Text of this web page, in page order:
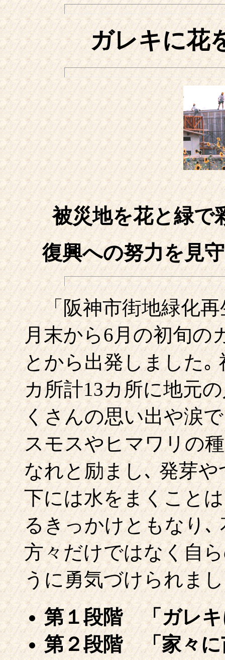
ガレキに花
被災地を花と緑で
復興への努力を見
「阪神市街地緑化再
月末から6月の初旬の
とから出発しました｡
カ所計13カ所に地元
くさんの思い出や涙
スモスやヒマワリの
なれと励まし､ 発芽
下には水をまくこと
るきっかけともなり､
方々だけではなく自
うに勇気づけられま
第１段階 「ガレ
第２段階 「家々